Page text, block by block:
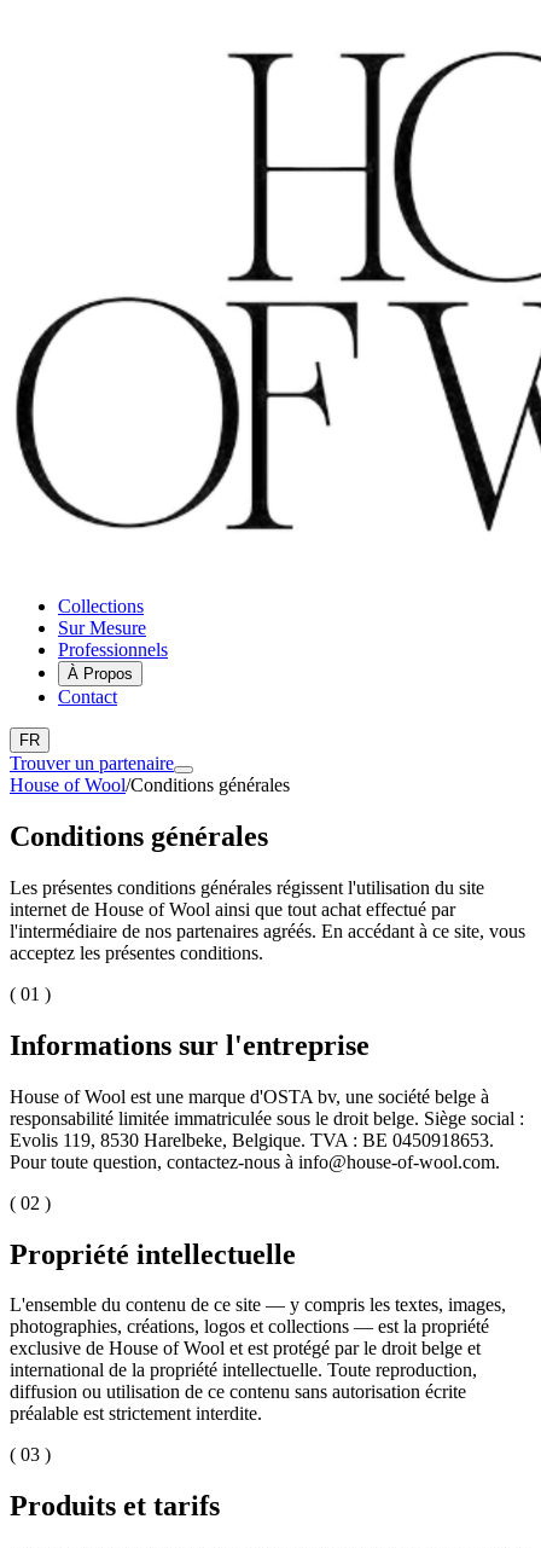
Collections
Sur Mesure
Professionnels
À Propos
Contact
FR
Trouver un partenaire
House of Wool/Conditions générales
Conditions générales
Les présentes conditions générales régissent l'utilisation du site
internet de House of Wool ainsi que tout achat effectué par
l'intermédiaire de nos partenaires agréés. En accédant à ce site, vous
acceptez les présentes conditions.
( 01 )
Informations sur l'entreprise
House of Wool est une marque d'OSTA bv, une société belge à
responsabilité limitée immatriculée sous le droit belge. Siège social :
Evolis 119, 8530 Harelbeke, Belgique. TVA : BE 0450918653.
Pour toute question, contactez-nous à info@house-of-wool.com.
( 02 )
Propriété intellectuelle
L'ensemble du contenu de ce site — y compris les textes, images,
photographies, créations, logos et collections — est la propriété
exclusive de House of Wool et est protégé par le droit belge et
international de la propriété intellectuelle. Toute reproduction,
diffusion ou utilisation de ce contenu sans autorisation écrite
préalable est strictement interdite.
( 03 )
Produits et tarifs